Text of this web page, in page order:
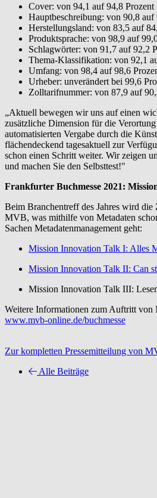
Cover: von 94,1 auf 94,8 Prozent
Hauptbeschreibung: von 90,8 auf
Herstellungsland: von 83,5 auf
Produktsprache: von 98,9 auf
Schlagwörter: von 91,7 auf 92,2
Thema-Klassifikation: von 92,1
Umfang: von 98,4 auf 98,6
Urheber: unverändert bei 99,6
Zolltarifnummer: von 87,9 auf
„Aktuell bewegen wir uns auf einen
zusätzliche Dimension für die
automatisierten Vergabe durch die
flächendeckend tagesaktuell zur
schon einen Schritt weiter. Wir zeigen
und machen Sie den Selbsttest!"
Frankfurter Buchmesse 2021:
Beim Branchentreff des Jahres wird
MVB, was mithilfe von Metadaten
Sachen Metadatenmanagement geht:
Mission Innovation Talk I: Alles
Mission Innovation Talk II: Can
Mission Innovation Talk III:
Weitere Informationen zum Auftritt von
www.mvb-online.de/buchmesse
Zur kompletten Pressemitteilung von
Alle Beiträge